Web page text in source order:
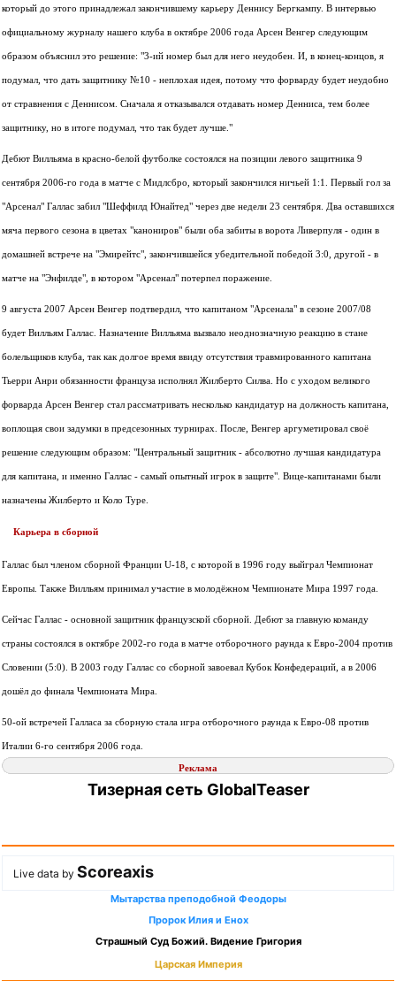
который до этого принадлежал закончившему карьеру Деннису Бергкампу. В интервью
официальному журналу нашего клуба в октябре 2006 года Арсен Венгер следующим
образом объяснил это решение: "3-ий номер был для него неудобен. И, в конец-концов, я
подумал, что дать защитнику №10 - неплохая идея, потому что форварду будет неудобно
от стравнения с Деннисом. Сначала я отказывался отдавать номер Денниса, тем более
защитнику, но в итоге подумал, что так будет лучше."
Дебют Вилльяма в красно-белой футболке состоялся на позиции левого защитника 9
сентября 2006-го года в матче с Мидлсбро, который закончился ничьей 1:1. Первый гол за
"Арсенал" Галлас забил "Шеффилд Юнайтед" через две недели 23 сентября. Два оставшихся
мяча первого сезона в цветах "канониров" были оба забиты в ворота Ливерпуля - один в
домашней встрече на "Эмирейтс", закончившейся убедительной победой 3:0, другой - в
матче на "Энфилде", в котором "Арсенал" потерпел поражение.
9 августа 2007 Арсен Венгер подтвердил, что капитаном "Арсенала" в сезоне 2007/08
будет Вилльям Галлас. Назначение Вилльяма вызвало неоднозначную реакцию в стане
болельщиков клуба, так как долгое время ввиду отсутствия травмированного капитана
Тьерри Анри обязанности француза исполнял Жилберто Силва. Но с уходом великого
форварда Арсен Венгер стал рассматривать несколько кандидатур на должность капитана,
воплощая свои задумки в предсезонных турнирах. После, Венгер аргуметировал своё
решение следующим образом: "Центральный защитник - абсолютно лучшая кандидатура
для капитана, и именно Галлас - самый опытный игрок в защите". Вице-капитанами были
назначены Жилберто и Коло Туре.
Карьера в сборной
Галлас был членом сборной Франции U-18, с которой в 1996 году выйграл Чемпионат
Европы. Также Вилльям принимал участие в молодёжном Чемпионате Мира 1997 года.
Сейчас Галлас - основной защитник французской сборной. Дебют за главную команду
страны состоялся в октябре 2002-го года в матче отборочного раунда к Евро-2004 против
Словении (5:0). В 2003 году Галлас со сборной завоевал Кубок Конфедераций, а в 2006
дошёл до финала Чемпионата Мира.
50-ой встречей Галласа за сборную стала игра отборочного раунда к Евро-08 против
Италии 6-го сентября 2006 года.
Реклама
Тизерная сеть GlobalTeaser
Live data by Scoreaxis
Мытарства преподобной Феодоры
Пророк Илия и Енох
Страшный Суд Божий. Видение Григория
Царская Империя